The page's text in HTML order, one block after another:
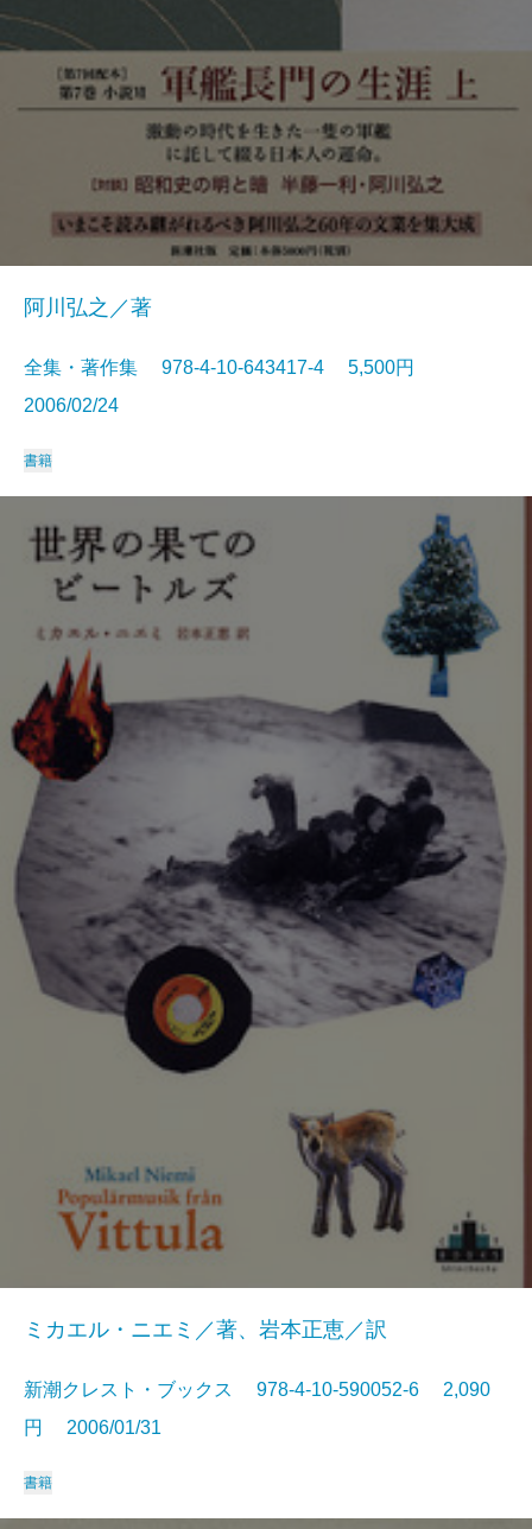
阿川弘之／著
全集・著作集 978-4-10-643417-4 5,500円
2006/02/24
書籍
ミカエル・ニエミ／著、岩本正恵／訳
新潮クレスト・ブックス 978-4-10-590052-6 2,090
円 2006/01/31
書籍